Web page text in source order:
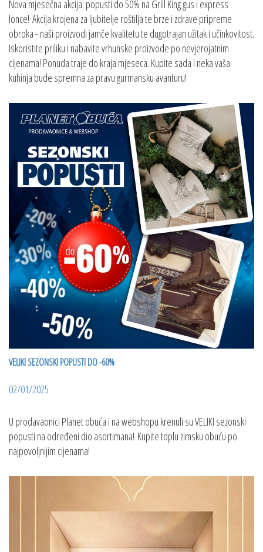
Nova mjesečna akcija: popusti do 50% na Grill King gus i express
lonce! Akcija krojena za ljubitelje roštilja te brze i zdrave pripreme
obroka - naši proizvodi jamče kvalitetu te dugotrajan užitak i učinkovitost.
Iskoristite priliku i nabavite vrhunske proizvode po nevjerojatnim
cijenama! Ponuda traje do kraja mjeseca. Kupite sada i neka vaša
kuhinja bude spremna za pravu gurmansku avanturu!
VELIKI SEZONSKI POPUSTI DO -60%
02/01/2025
U prodavaonici Planet obuća i na webshopu krenuli su VELIKI sezonski
popusti na određeni dio asortimana! Kupite toplu zimsku obuću po
najpovoljnijim cijenama!